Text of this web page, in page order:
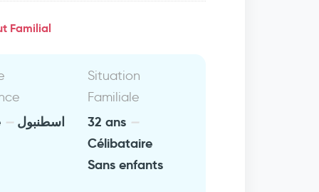
Familial
اسطنبول
Situation
Familiale
32 ans
Célibataire
Sans enfants